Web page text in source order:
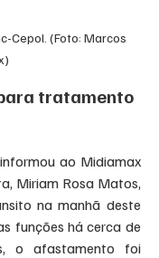
Cepol. (Foto: Marcos
tratamento
ao Midiamax
Miriam Rosa Matos,
na manhã deste
funções há cerca de
o afastamento foi